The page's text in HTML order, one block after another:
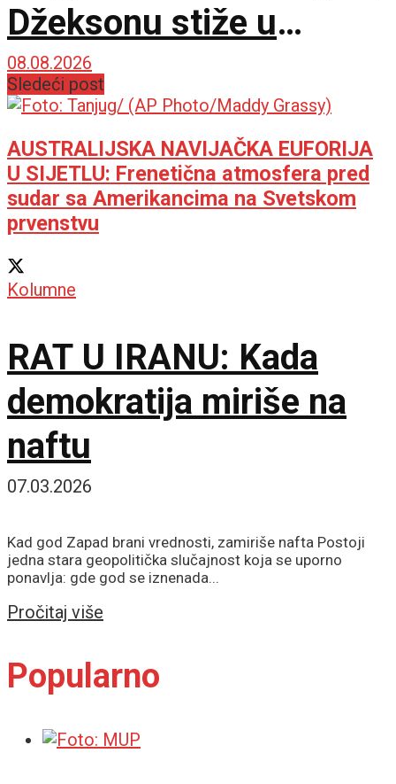
Džeksonu stiže u
bioskope
08.08.2026
Sledeći post
AUSTRALIJSKA NAVIJAČKA EUFORIJA
U SIJETLU: Frenetična atmosfera pred
sudar sa Amerikancima na Svetskom
prvenstvu
Kolumne
RAT U IRANU: Kada
demokratija miriše na
naftu
07.03.2026
Kad god Zapad brani vrednosti, zamiriše nafta Postoji
jedna stara geopolitička slučajnost koja se uporno
ponavlja: gde god se iznenada...
Pročitaj više
Popularno